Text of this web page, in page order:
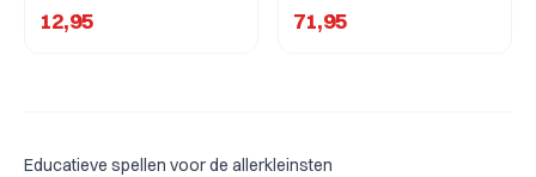
12,95 71,95
Educatieve spellen voor de allerkleinsten